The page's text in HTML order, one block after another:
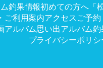
釣果情報初めての方へ「
ご利用案内アクセスご予
アルバム思い出アルバム釣
プライバシーポリシ